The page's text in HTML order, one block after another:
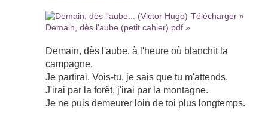
Télécharger «
Demain, dès l'aube (petit cahier).pdf »
Demain, dès l'aube, à l'heure où blanchit la
campagne,
Je partirai. Vois-tu, je sais que tu m'attends.
J'irai par la forêt, j'irai par la montagne.
Je ne puis demeurer loin de toi plus longtemps.